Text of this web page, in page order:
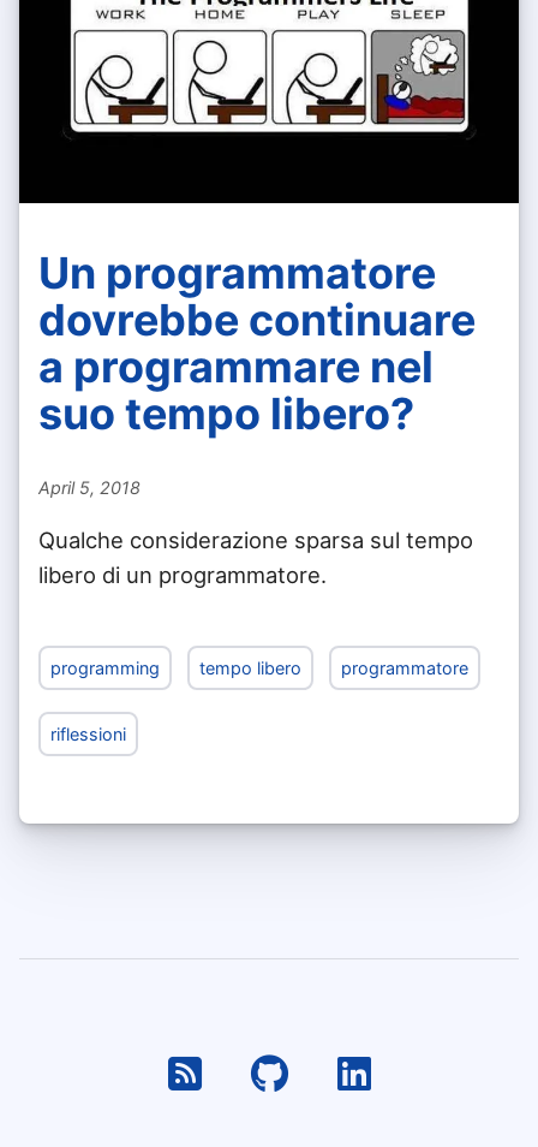
Un programmatore
dovrebbe continuare
a programmare nel
suo tempo libero?
April 5, 2018
Qualche considerazione sparsa sul tempo
libero di un programmatore.
programming tempo libero programmatore
riflessioni
RSS GithubLinkedin